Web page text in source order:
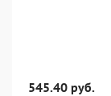
545.40 руб.